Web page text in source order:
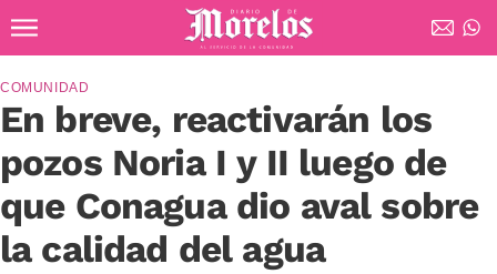
Diario de Morelos
En breve, reactivarán los
pozos Noria I y II luego de
que Conagua dio aval sobre
la calidad del agua
COMUNIDAD